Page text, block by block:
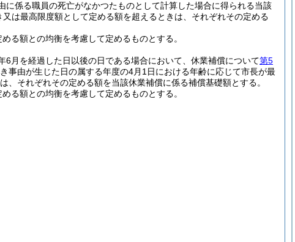
係る職員の死亡がなかつたものとして計算した場合に得られる当該
は最高限度額として定める額を超えるときは、それぞれその定める
る額との均衡を考慮して定めるものとする。
月を経過した日以後の日である場合において、休業補償について第5
事由が生じた日の属する年度の4月1日における年齢に応じて市長が最
それぞれその定める額を当該休業補償に係る補償基礎額とする。
る額との均衡を考慮して定めるものとする。